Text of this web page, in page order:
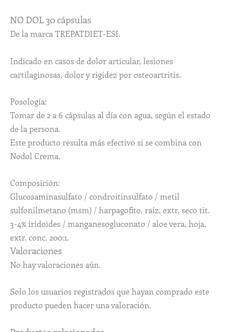
NO DOL 30 cápsulas
De la marca TREPATDIET-ESI.
Indicado en casos de dolor articular, lesiones
cartilaginosas, dolor y rigidez por osteoartritis.
Posología:
Tomar de 2 a 6 cápsulas al día con agua, según el estado
de la persona.
Este producto resulta más efectivo si se combina con
Nodol Crema.
Composición:
Glucosaminasulfato / condroitinsulfato / metil
sulfonilmetano (msm) / harpagofito, raíz, extr. seco tit.
3-4% iridoides / manganesogluconato / aloe vera, hoja,
extr. conc. 200:1.
Valoraciones
No hay valoraciones aún.
Solo los usuarios registrados que hayan comprado este
producto pueden hacer una valoración.